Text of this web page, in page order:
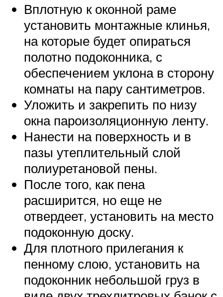
Вплотную к оконной раме
установить монтажные клинья,
на которые будет опираться
полотно подоконника, с
обеспечением уклона в сторону
комнаты на пару сантиметров.
Уложить и закрепить по низу
окна пароизоляционную ленту.
Нанести на поверхность и в
пазы утеплительный слой
полиуретановой пены.
После того, как пена
расширится, но еще не
отвердеет, установить на место
подоконную доску.
Для плотного прилегания к
пенному слою, установить на
подоконник небольшой груз в